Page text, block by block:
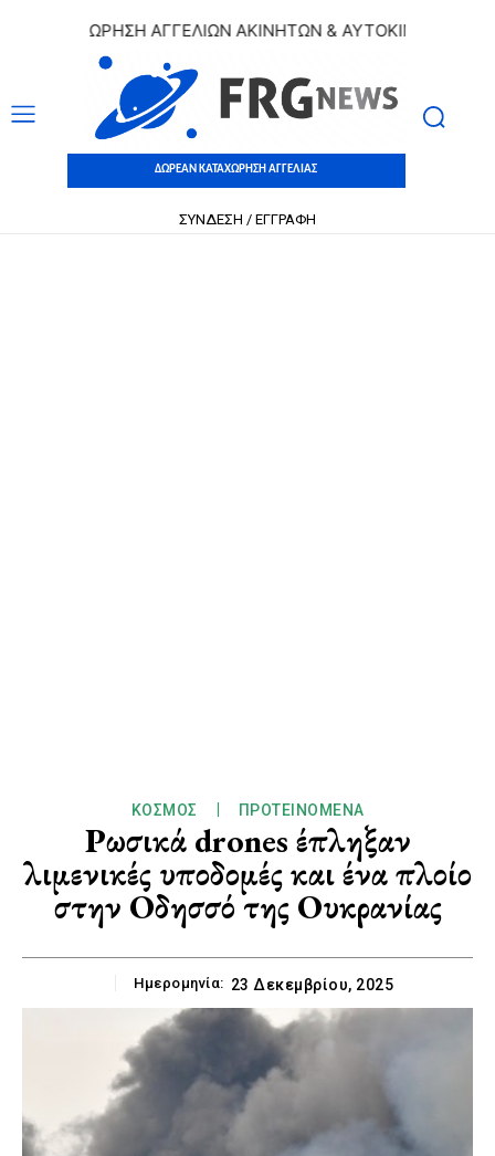
ΑΓΓΕΛΙΩΝ ΑΚΙΝΗΤΩΝ & ΑΥΤΟΚΙΝΗΤΩΝ |
ΔΩΡΕΑΝ ΚΑΤΑΧΩΡΗΣΗ ΑΓΓΕΛΙΑΣ
ΣΥΝΔΕΣΗ / ΕΓΓΡΑΦΗ
ΚΌΣΜΟΣ ΠΡΟΤΕΙΝΌΜΕΝΑ
Ρωσικά drones έπληξαν
λιμενικές υποδομές και ένα πλοίο
στην Οδησσό της Ουκρανίας
Ημερομηνία: 23 Δεκεμβρίου, 2025